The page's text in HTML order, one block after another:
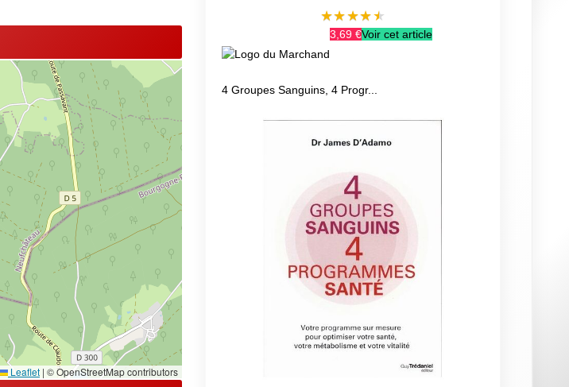
Leaflet | © OpenStreetMap contributors
★★★★★
3,69 €Voir cet article
4 Groupes Sanguins, 4 Progr...